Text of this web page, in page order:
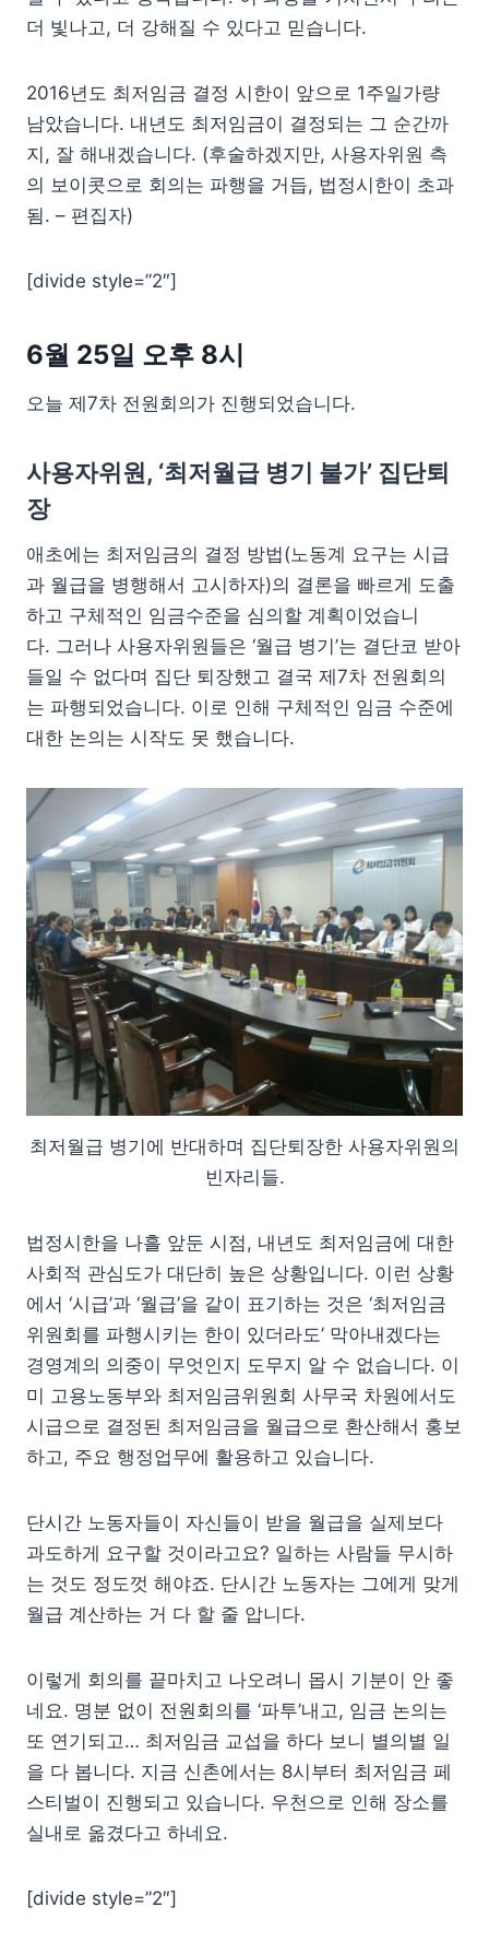
더 빛나고, 더 강해질 수 있다고 믿습니다.
2016년도 최저임금 결정 시한이 앞으로 1주일가량
남았습니다. 내년도 최저임금이 결정되는 그 순간까
지, 잘 해내겠습니다. (후술하겠지만, 사용자위원 측
의 보이콧으로 회의는 파행을 거듭, 법정시한이 초과
됨. – 편집자)
[divide style=”2″]
6월 25일 오후 8시
오늘 제7차 전원회의가 진행되었습니다.
사용자위원, ‘최저월급 병기 불가’ 집단퇴
장
애초에는 최저임금의 결정 방법(노동계 요구는 시급
과 월급을 병행해서 고시하자)의 결론을 빠르게 도출
하고 구체적인 임금수준을 심의할 계획이었습니
다. 그러나 사용자위원들은 ‘월급 병기’는 결단코 받아
들일 수 없다며 집단 퇴장했고 결국 제7차 전원회의
는 파행되었습니다. 이로 인해 구체적인 임금 수준에
대한 논의는 시작도 못 했습니다.
최저월급 병기에 반대하며 집단퇴장한 사용자위원의
빈자리들.
법정시한을 나흘 앞둔 시점, 내년도 최저임금에 대한
사회적 관심도가 대단히 높은 상황입니다. 이런 상황
에서 ‘시급’과 ‘월급’을 같이 표기하는 것은 ‘최저임금
위원회를 파행시키는 한이 있더라도’ 막아내겠다는
경영계의 의중이 무엇인지 도무지 알 수 없습니다. 이
미 고용노동부와 최저임금위원회 사무국 차원에서도
시급으로 결정된 최저임금을 월급으로 환산해서 홍보
하고, 주요 행정업무에 활용하고 있습니다.
단시간 노동자들이 자신들이 받을 월급을 실제보다
과도하게 요구할 것이라고요? 일하는 사람들 무시하
는 것도 정도껏 해야죠. 단시간 노동자는 그에게 맞게
월급 계산하는 거 다 할 줄 압니다.
이렇게 회의를 끝마치고 나오려니 몹시 기분이 안 좋
네요. 명분 없이 전원회의를 ‘파투’내고, 임금 논의는
또 연기되고… 최저임금 교섭을 하다 보니 별의별 일
을 다 봅니다. 지금 신촌에서는 8시부터 최저임금 페
스티벌이 진행되고 있습니다. 우천으로 인해 장소를
실내로 옮겼다고 하네요.
[divide style=”2″]